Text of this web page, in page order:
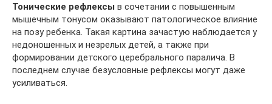
Тонические рефлексы в сочетании с повышенным
мышечным тонусом оказывают патологическое влияние
на позу ребенка. Такая картина зачастую наблюдается у
недоношенных и незрелых детей, а также при
формировании детского церебрального паралича. В
последнем случае безусловные рефлексы могут даже
усиливаться.